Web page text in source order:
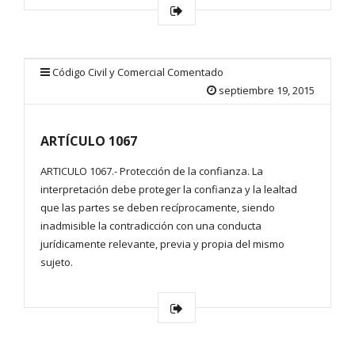
Código Civil y Comercial Comentado
septiembre 19, 2015
ARTÍCULO 1067
ARTICULO 1067.- Protección de la confianza. La
interpretación debe proteger la confianza y la lealtad
que las partes se deben recíprocamente, siendo
inadmisible la contradicción con una conducta
jurídicamente relevante, previa y propia del mismo
sujeto.